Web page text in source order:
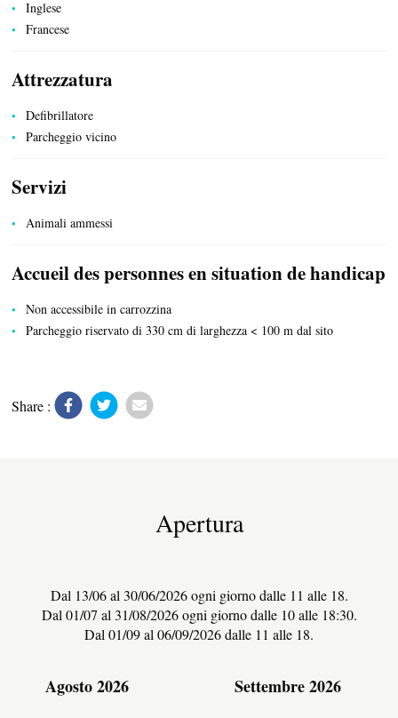
SERVIZI PUBBLICI
Inglese
Francese
Attrezzatura
Defibrillatore
Parcheggio vicino
Servizi
Animali ammessi
Accueil des personnes en situation de handicap
Non accessibile in carrozzina
Parcheggio riservato di 330 cm di larghezza < 100 m dal sito
Share :
Apertura
Dal 13/06 al 30/06/2026 ogni giorno dalle 11 alle 18.
Dal 01/07 al 31/08/2026 ogni giorno dalle 10 alle 18:30.
Dal 01/09 al 06/09/2026 dalle 11 alle 18.
Agosto 2026 Settembre 2026